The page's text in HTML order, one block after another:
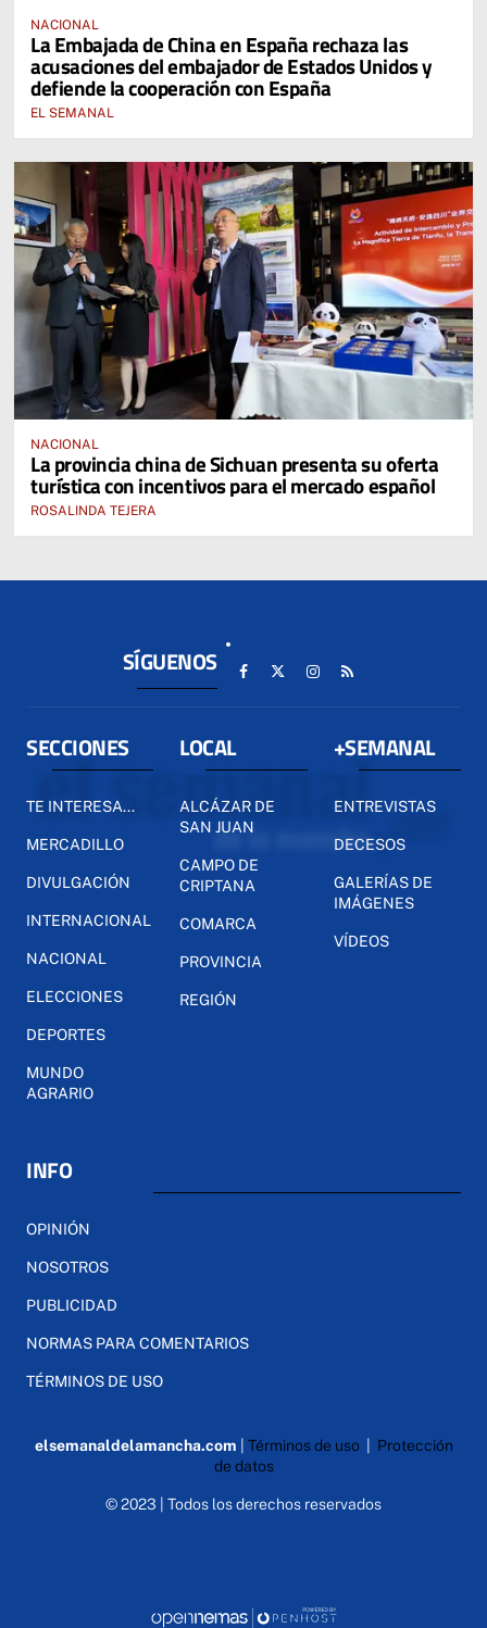
NACIONAL
La Embajada de China en España rechaza las
acusaciones del embajador de Estados Unidos y
defiende la cooperación con España
EL SEMANAL
NACIONAL
La provincia china de Sichuan presenta su oferta
turística con incentivos para el mercado español
ROSALINDA TEJERA
SÍGUENOS
SECCIONES
TE INTERESA...
MERCADILLO
DIVULGACIÓN
INTERNACIONAL
NACIONAL
ELECCIONES
DEPORTES
MUNDO
AGRARIO
LOCAL
ALCÁZAR DE
SAN JUAN
CAMPO DE
CRIPTANA
COMARCA
PROVINCIA
REGIÓN
+SEMANAL
ENTREVISTAS
DECESOS
GALERÍAS DE
IMÁGENES
VÍDEOS
INFO
OPINIÓN
NOSOTROS
PUBLICIDAD
NORMAS PARA COMENTARIOS
TÉRMINOS DE USO
elsemanaldelamancha.com Términos de uso| Protección
de datos
© 2023 | Todos los derechos reservados